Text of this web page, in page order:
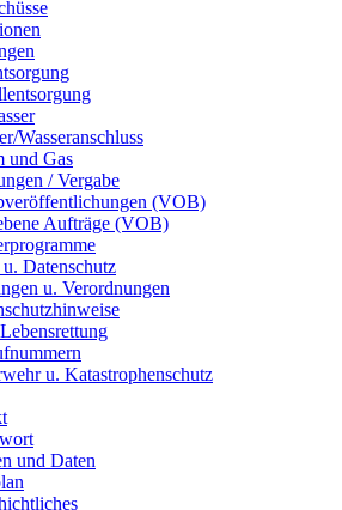
Wasseranschluss
und Gas
/ Vergabe
(VOB)
Aufträge (VOB)
Datenschutz
u. Verordnungen
u. Katastrophenschutz
und Daten